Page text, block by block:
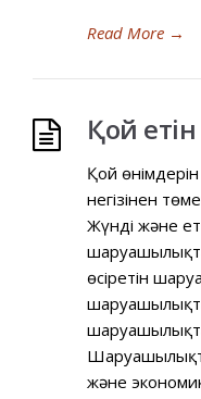
Read More →
Қой
Қой
негізінен
Жүнді және
өcipeтін
және